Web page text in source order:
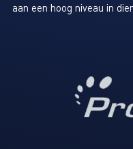
aan een hoog niveau in